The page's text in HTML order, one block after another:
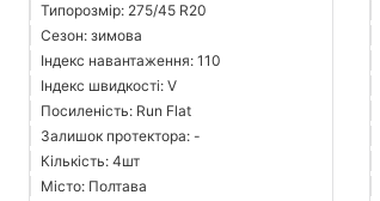
Типорозмір: 275/45 R20
Сезон: зимова
Індекс навантаження: 110
Індекс швидкості: V
Посиленість: Run Flat
Залишок протектора: -
Кількість: 4шт
Місто: Полтава